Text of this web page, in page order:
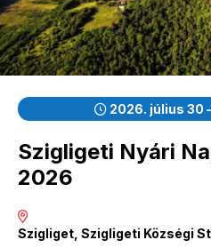
2026. július 30
Szigligeti Nyári
2026
Szigliget, Szigligeti Községi